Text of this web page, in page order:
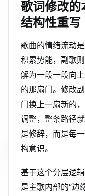
歌词修改
结构性重写
歌曲的情绪流动
积累势能，副歌
解为一段一段向
的那扇门。修改
门换上一扇新的
调整，整条路径
是修辞，而是每
构意识。
基于这个分层逻
是主歌内部的“边